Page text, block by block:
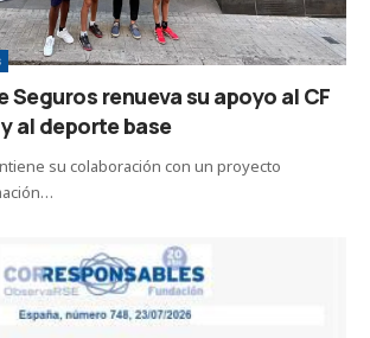
Seguros renueva su apoyo al CF
al deporte base
su colaboración con un proyecto